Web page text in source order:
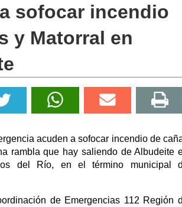
sofocar incendio
y Matorral en
acuden a sofocar incendio de
rambla que hay saliendo de Albudeite
del Río, en el término municipal
de Emergencias 112 Región